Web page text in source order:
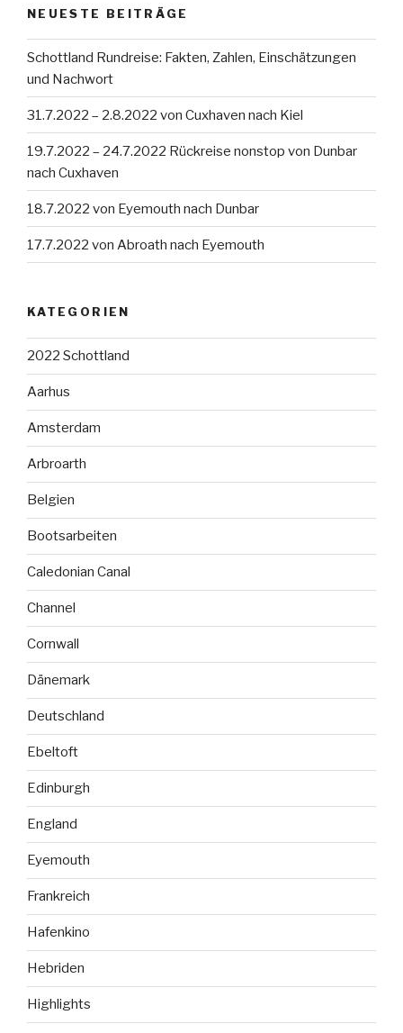
NEUESTE BEITRÄGE
Schottland Rundreise: Fakten, Zahlen, Einschätzungen
und Nachwort
31.7.2022 – 2.8.2022 von Cuxhaven nach Kiel
19.7.2022 – 24.7.2022 Rückreise nonstop von Dunbar
nach Cuxhaven
18.7.2022 von Eyemouth nach Dunbar
17.7.2022 von Abroath nach Eyemouth
KATEGORIEN
2022 Schottland
Aarhus
Amsterdam
Arbroarth
Belgien
Bootsarbeiten
Caledonian Canal
Channel
Cornwall
Dänemark
Deutschland
Ebeltoft
Edinburgh
England
Eyemouth
Frankreich
Hafenkino
Hebriden
Highlights